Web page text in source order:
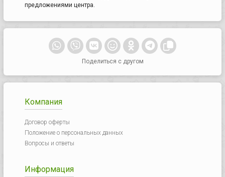
предложениями центра.
Поделиться с другом
Компания
Договор оферты
Положение о персональных данных
Вопросы и ответы
Информация